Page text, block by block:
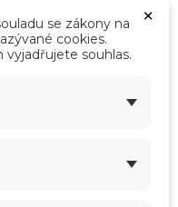
×
se zákony na
cookies.
souhlas.